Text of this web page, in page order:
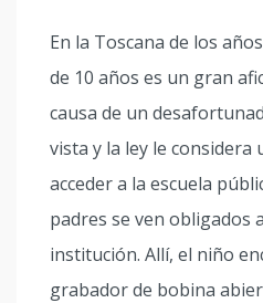
En la Toscana de los
de 10 años es un gran
causa de un
vista y la ley le considera
acceder a la escuela
padres se ven obligados
institución. Allí, el niño
grabador de bobina